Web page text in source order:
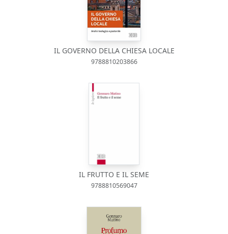
IL GOVERNO DELLA CHIESA LOCALE
9788810203866
IL FRUTTO E IL SEME
9788810569047